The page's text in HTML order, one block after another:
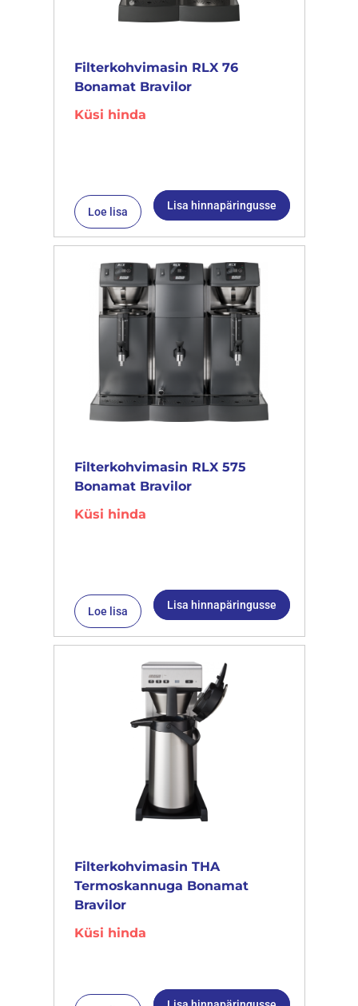
Filterkohvimasin RLX 76
Bonamat Bravilor
Küsi hinda
Loe lisa Lisa hinnapäringusse
Filterkohvimasin RLX 575
Bonamat Bravilor
Küsi hinda
Loe lisa Lisa hinnapäringusse
Filterkohvimasin THA
Termoskannuga Bonamat
Bravilor
Küsi hinda